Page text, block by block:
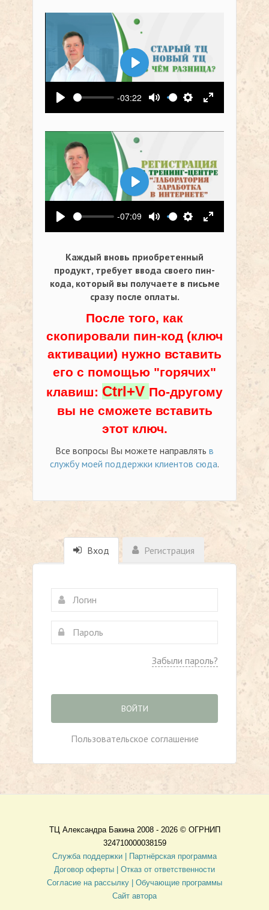
Воспроизвести
-03:22
Выключить звук
Настройки
На весь
Воспроизвести
Воспроизвести
-07:09
Выключить звук
Настройки
На весь
Воспроизвести
Каждый вновь приобретенный
продукт, требует ввода своего пин-
кода, который вы получаете в письме
сразу после оплаты.
После того, как
скопировали пин-код (ключ
активации) нужно вставить
его с помощью "горячих"
клавиш: Ctrl+V По-другому
вы не сможете вставить
этот ключ.
Все вопросы Вы можете направлять в
службу моей поддержки клиентов сюда.
Вход Регистрация
Забыли пароль?
ВОЙТИ
Пользовательское соглашение
ТЦ Александра Бакина 2008 - 2026 © ОГРНИП
324710000038159
Служба поддержки |
Партнёрская программа
Договор оферты
| Отказ от ответственности
Согласие на рассылку | Обучающие программы
Сайт автора